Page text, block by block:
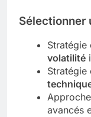
Sélectionner
volatilité
Stratégie
avancés